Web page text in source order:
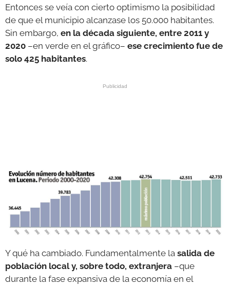
Entonces se veía con cierto optimismo la posibilidad
de que el municipio alcanzase los 50.000 habitantes.
Sin embargo, en la década siguiente, entre 2011 y
2020 –en verde en el gráfico– ese crecimiento fue de
solo 425 habitantes.
Y qué ha cambiado. Fundamentalmente la salida de
población local y, sobre todo, extranjera –que
durante la fase expansiva de la economía en el